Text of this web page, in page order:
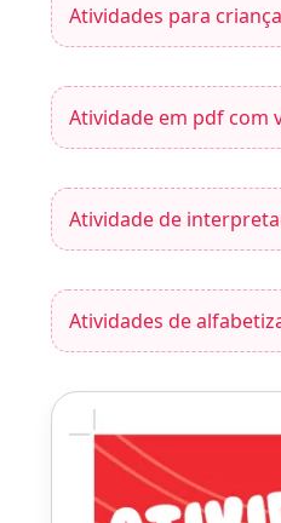
Atividades para
Atividade em pdf com
Atividade de
Atividades de